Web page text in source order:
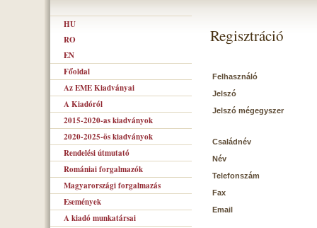
HU
RO
EN
Főoldal
Az EME Kiadványai
A Kiadóról
2015-2020-as kiadványok
2020-2025-ös kiadványok
Rendelési útmutató
Romániai forgalmazók
Magyarországi forgalmazás
Események
A kiadó munkatársai
Regisztráció
Felhasználó
Jelszó
Jelszó mégegyszer
Családnév
Név
Telefonszám
Fax
Email